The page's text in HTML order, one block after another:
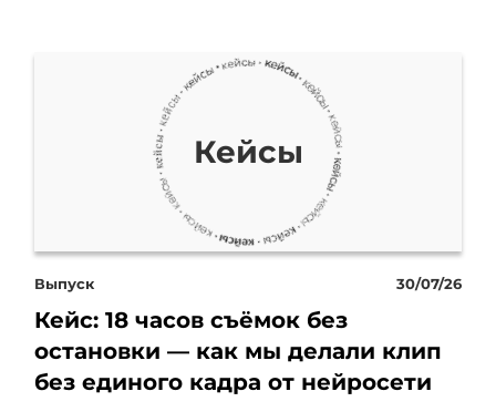
специфическая ниша для
рекламы. Здесь много
ограничений, особенно
когда речь идет о
рецептурных препаратах
или как мы их называем
RX препаратах. Нельзя
использовать их названия
Кейсы
Выпуск 30/07/26
Кейс: 18 часов съёмок без
остановки — как мы делали клип
без единого кадра от нейросети